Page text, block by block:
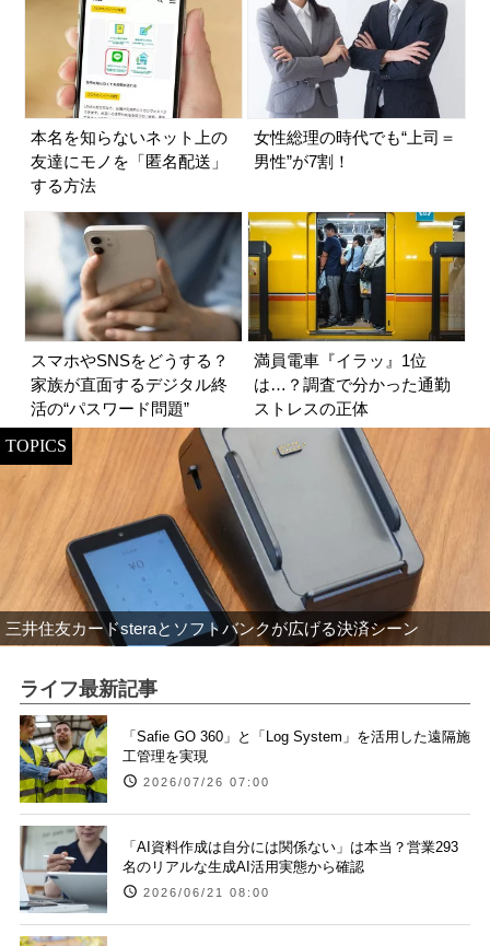
本名を知らないネット上の
友達にモノを「匿名配送」
する方法
女性総理の時代でも“上司＝
男性”が7割！
スマホやSNSをどうする？
家族が直面するデジタル終
活の“パスワード問題”
満員電車『イラッ』1位
は…？調査で分かった通勤
ストレスの正体
TOPICS
三井住友カードsteraとソフトバンクが広げる決済シーン
ライフ最新記事
「Safie GO 360」と「Log System」を活用した遠隔施
工管理を実現
2026/07/26 07:00
「AI資料作成は自分には関係ない」は本当？営業293
名のリアルな生成AI活用実態から確認
2026/06/21 08:00